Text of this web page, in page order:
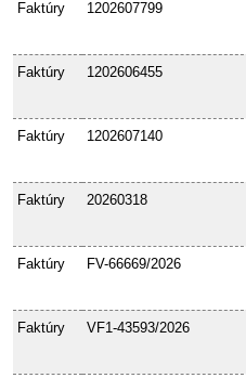
Faktúry 1202607799
Faktúry 1202606455
Faktúry 1202607140
Faktúry 20260318
Faktúry FV-66669/2026
Faktúry VF1-43593/2026